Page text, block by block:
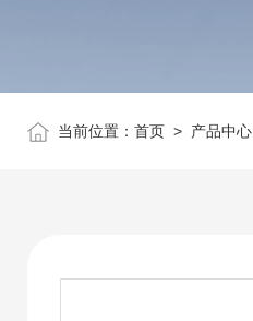
当前位置： 首页 > 产品中心